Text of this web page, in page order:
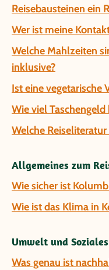
Reisebausteinen ein
Wer ist meine
Welche Mahlzeiten
inklusive?
Ist eine vegetarische
Wie viel Taschengeld
Welche
Allgemeines zum
Wie sicher ist
Wie ist das Klima in
Umwelt und Soziales
Was genau ist